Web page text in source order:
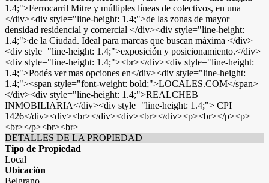
1.4;">Ferrocarril Mitre y múltiples líneas de colectivos, en una
</div><div style="line-height: 1.4;">de las zonas de mayor
densidad residencial y comercial </div><div style="line-height:
1.4;">de la Ciudad. Ideal para marcas que buscan máxima </div>
<div style="line-height: 1.4;">exposición y posicionamiento.</div>
<div style="line-height: 1.4;"><br></div><div style="line-height:
1.4;">Podés ver mas opciones en</div><div style="line-height:
1.4;"><span style="font-weight: bold;">LOCALES.COM</span>
</div><div style="line-height: 1.4;">REALCHEB
INMOBILIARIA</div><div style="line-height: 1.4;"> CPI
1426</div><div><br></div><div><br></div><p><br></p><p>
<br></p><br><br>
DETALLES DE LA PROPIEDAD
Tipo de Propiedad
Local
Ubicación
Belgrano